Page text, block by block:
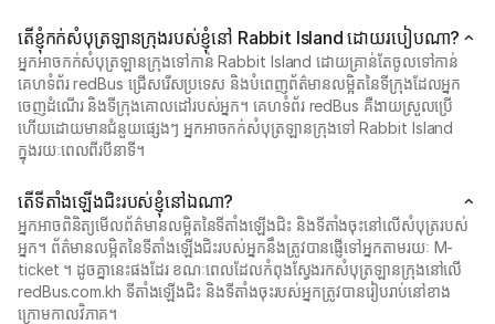
តើខ្ញុំកក់សំបុត្រឡានក្រុងរបស់ខ្ញុំនៅ Rabbit Island ដោយរបៀបណា?
អ្នកអាចកក់សំបុត្រឡានក្រុងទៅកាន់ Rabbit Island ដោយគ្រាន់តែចូលទៅកាន់
គេហទំព័រ redBus ជ្រើសរើសប្រទេស និងបំពេញព័ត៌មានលម្អិតនៃទីក្រុងដែលអ្នក
ចេញដំណើរ និងទីក្រុងគោលដៅរបស់អ្នក។ គេហទំព័រ redBus គឺងាយស្រួលប្រើ
ហើយដោយមានជំនួយផ្សេងៗ អ្នកអាចកក់សំបុត្រឡានក្រុងទៅ Rabbit Island
ក្នុងរយៈពេលពីរបីនាទី។
តើ​ទីតាំងឡើងជិះ​របស់​ខ្ញុំ​នៅ​ឯណា?
អ្នក​អាច​ពិនិត្យ​មើល​ព័ត៌មាន​លម្អិត​នៃ​ទីតាំងឡើងជិះ និង​ទីតាំងចុះ​នៅលើ​សំបុត្រ​របស់​
អ្នក។ ព័ត៌មានលម្អិតនៃទីតាំងឡើងជិះរបស់អ្នកនឹងត្រូវបានផ្ញើទៅអ្នកតាមរយៈ M-
ticket ។ ដូចគ្នានេះផងដែរ ខណៈពេលដែលកំពុងស្វែងរកសំបុត្រឡានក្រុងនៅលើ
redBus.com.kh ទីតាំងឡើងជិះ និងទីតាំងចុះរបស់អ្នកត្រូវបានរៀបរាប់នៅខាង
ក្រោមកាលវិភាគ។